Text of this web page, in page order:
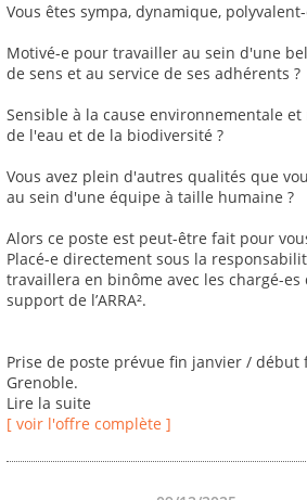
Vous êtes sympa, dynamique,
Motivé-e pour travailler au sein d'une
de sens et au service de ses adhérents ?
Sensible à la cause environnementale
de l'eau et de la biodiversité ?
Vous avez plein d'autres qualités que
au sein d'une équipe à taille humaine ?
Alors ce poste est peut-être fait pour
Placé-e directement sous la
travaillera en binôme avec les chargé-es
support de l’ARRA².
Prise de poste prévue fin janvier / début
Grenoble.
Lire la suite
[ voir l'offre complète ]